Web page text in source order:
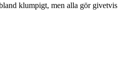
klumpigt, men alla gör givetvis